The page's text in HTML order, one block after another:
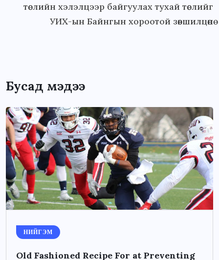
төслийн хэлэлцээр байгуулах тухай төслийг
УИХ-ын Байнгын хороотой зөвшилцөнө
Бусад мэдээ
НИЙГЭМ
Old Fashioned Recipe For at Preventing